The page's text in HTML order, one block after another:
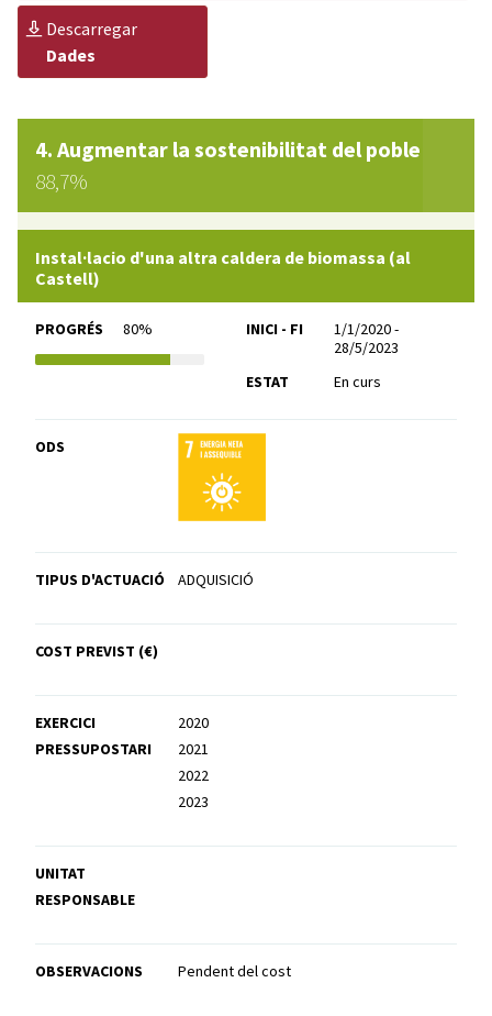
descarregar
Dades
Augmentar la sostenibilitat del poble
88,7%
Instal·lacio d'una altra caldera de biomassa (al
Castell)
PROGRÉS 80% INICI - FI
1/1/2020 -
28/5/2023
ESTAT
En curs
ODS
TIPUS D'ACTUACIÓ ADQUISICIÓ
COST PREVIST (€)
EXERCICI
PRESSUPOSTARI
2020
2021
2022
2023
UNITAT
RESPONSABLE
OBSERVACIONS Pendent del cost